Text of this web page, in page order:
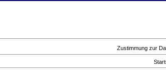
Zustimmung zur